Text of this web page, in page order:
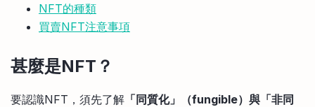
NFT的種類
買賣NFT注意事項
甚麼是NFT ？
要認識NFT，須先了解 「同質化」（fungible）與「非同